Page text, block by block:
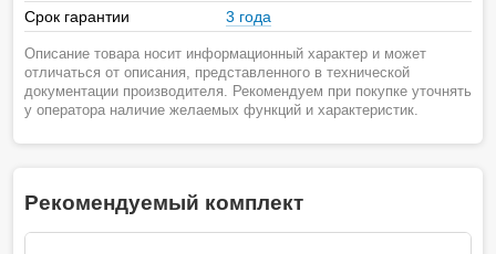
Срок гарантии
3 года
Описание товара носит информационный характер и может
отличаться от описания, представленного в технической
документации производителя. Рекомендуем при покупке уточнять
у оператора наличие желаемых функций и характеристик.
Рекомендуемый комплект